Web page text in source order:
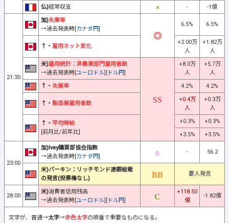
仏)経常収支 - -1億
21:30
加)失業率
→過去発表時[ カナダ円
6.5% 6.5%
↑・ 雇用ネット変化
+2.00万
人
+1.82万
人
米)雇用統計 ： 非農業部門雇用者数
→過去発表時[ ユーロドル ドル円
+8.0万
人
+5.7万
人
↑・ 失業率 4.2% 4.2%
↑・ 製造業雇用者数
+0.4万
人
+0.3万
人
↑・ 平均時給
[前月比/前年比]
+0.3%
+0.3%
+3.5%
+3.5%
23:00
加)Ivey購買部協会指数
→過去発表時[ カナダ円
- 56.2
米)バーキン：リッチモンド連銀総裁
の発言(投票権なし)
要人発言
28:00
米)消費者信用残高
→過去発表時[ ユーロドル ドル円
+118.50
億
-1.82億
文字が、普通→太字→赤色太字の順番で重要なものになる。